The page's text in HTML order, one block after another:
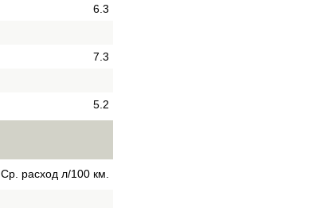
6.3
7.3
5.2
Ср. расход л/100 км.